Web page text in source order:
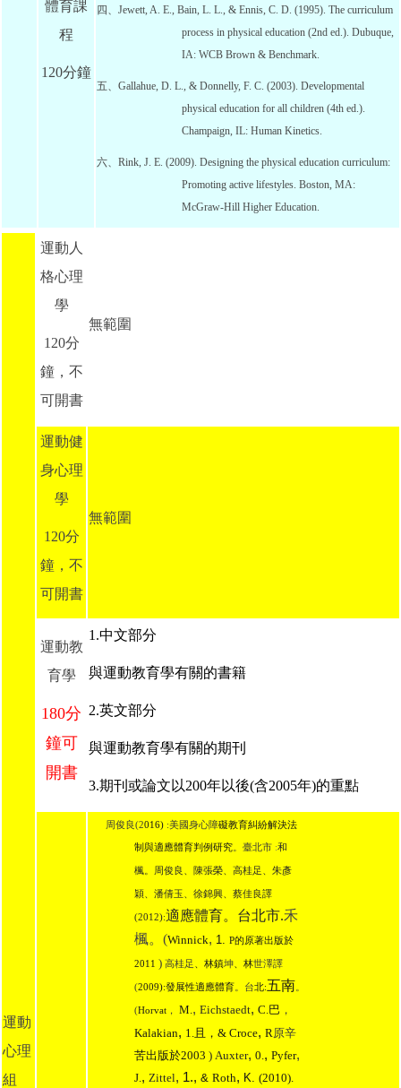
體育課
程
120分鐘
四、Jewett, A. E., Bain, L. L., & Ennis, C. D. (1995). The curriculum
process in physical education (2nd ed.). Dubuque,
IA: WCB Brown & Benchmark.
五、Gallahue, D. L., & Donnelly, F. C. (2003). Developmental
physical education for all children (4th ed.).
Champaign, IL: Human Kinetics.
六、Rink, J. E. (2009). Designing the physical education curriculum:
Promoting active lifestyles. Boston, MA:
McGraw-Hill Higher Education.
運動
心理
組
運動人
格心理
學
120分
鐘，不
可開書
無範圍
運動健
身心理
學
120分
鐘，不
可開書
無範圍
運動教
育學
180分
鐘可
開書
1.中文部分
與運動教育學有關的書籍
2.英文部分
與運動教育學有關的期刊
3.期刊或論文以200年以後(含2005年)的重點
周俊良(2016) :美國身心障礙教育糾紛解決法
制與適應體育判例研究 。臺北市 :和
楓。周俊良、陳張榮、高桂足、朱彥
穎、潘倩玉、徐錦興、蔡佳良譯
(2012):適應體育。台北市.禾
楓。(Winnick, 1. P的原著出版於
2011 ) 高桂足 、林鎮坤 、林世澤譯
(2009):發展性適應體育 。台北:五南
(Horvat ， M. , Eichstaedt, C. 巴 ，
Kalakian, 1. 且，& Croce, R 原辛
苦出版於2003 ) Auxter, 0. , Pyfer,
J. , Zittel, 1., & Roth, K. (2010).